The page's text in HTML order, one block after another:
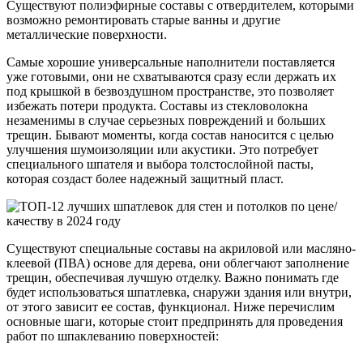
Существуют полиэфирные составы с отвердителем, которыми
возможно ремонтировать старые ванны и другие
металлические поверхности.
Самые хорошие универсальные наполнители поставляется
уже готовыми, они не схватываются сразу если держать их
под крышкой в безвоздушном пространстве, это позволяет
избежать потери продукта. Составы из стекловолокна
незаменимы в случае серьезных повреждений и больших
трещин. Бывают моменты, когда состав наносится с целью
улучшения шумоизоляции или акустики. Это потребует
специального шпателя и выбора толстослойной пасты,
которая создаст более надежный защитный пласт.
Существуют специальные составы на акриловой или масляно-
клеевой (ПВА) основе для дерева, они облегчают заполнение
трещин, обеспечивая лучшую отделку. Важно понимать где
будет использоваться шпатлевка, снаружи здания или внутри,
от этого зависит ее состав, функционал. Ниже перечислим
основные шаги, которые стоит предпринять для проведения
работ по шпаклеванию поверхностей: